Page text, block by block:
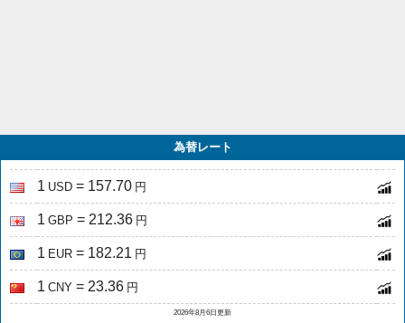
為替レート
1 USD = 157.70 円
1 GBP = 212.36 円
1 EUR = 182.21 円
1 CNY = 23.36 円
2026年8月6日更新